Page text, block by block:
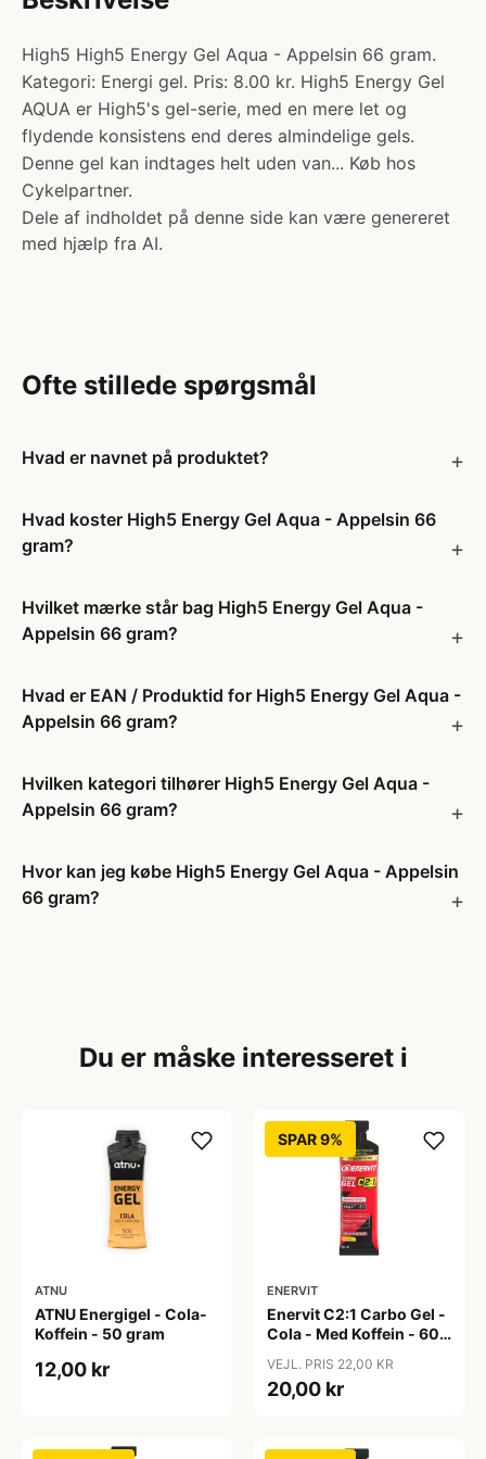
High5 High5 Energy Gel Aqua - Appelsin 66 gram.
Kategori: Energi gel. Pris: 8.00 kr. High5 Energy Gel
AQUA er High5's gel-serie, med en mere let og
flydende konsistens end deres almindelige gels.
Denne gel kan indtages helt uden van... Køb hos
Cykelpartner.
Dele af indholdet på denne side kan være genereret
med hjælp fra AI.
Ofte stillede spørgsmål
Hvad er navnet på produktet?
Hvad koster High5 Energy Gel Aqua - Appelsin 66
gram?
Hvilket mærke står bag High5 Energy Gel Aqua -
Appelsin 66 gram?
Hvad er EAN / Produktid for High5 Energy Gel Aqua -
Appelsin 66 gram?
Hvilken kategori tilhører High5 Energy Gel Aqua -
Appelsin 66 gram?
Hvor kan jeg købe High5 Energy Gel Aqua - Appelsin
66 gram?
Du er måske interesseret i
ATNU
ATNU Energigel - Cola-
Koffein - 50 gram
12,00 kr
SPAR 9%
ENERVIT
Enervit C2:1 Carbo Gel -
Cola - Med Koffein - 60
VEJL. PRIS 22,00 KR
20,00 kr